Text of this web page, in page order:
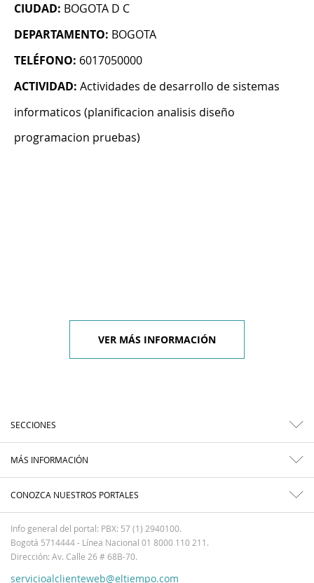
CIUDAD: BOGOTA D C
DEPARTAMENTO: BOGOTA
TELÉFONO: 6017050000
ACTIVIDAD: Actividades de desarrollo de sistemas
informaticos (planificacion analisis diseño
programacion pruebas)
VER MÁS INFORMACIÓN
SECCIONES
MÁS INFORMACIÓN
CONOZCA NUESTROS PORTALES
Info general del portal: PBX: 57 (1) 2940100.
Bogotá 5714444 - Línea Nacional 01 8000 110 211.
Dirección: Av. Calle 26 # 68B-70.
servicioalclienteweb@eltiempo.com